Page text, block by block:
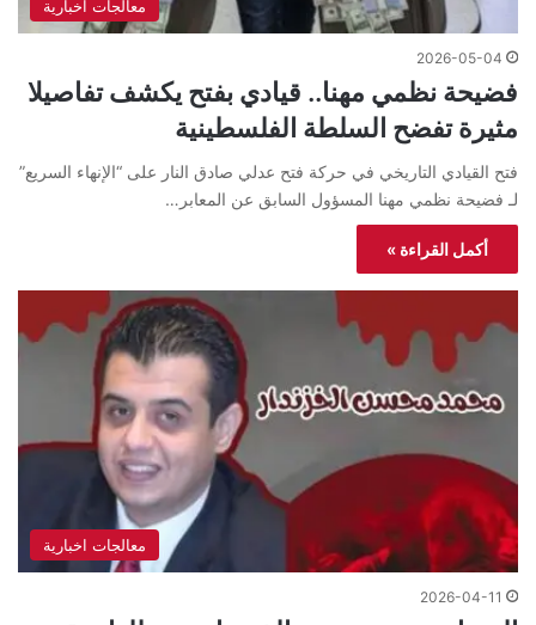
معالجات اخبارية
2026-05-04
فضيحة نظمي مهنا.. قيادي بفتح يكشف تفاصيلا
مثيرة تفضح السلطة الفلسطينية
فتح القيادي التاريخي في حركة فتح عدلي صادق النار على “الإنهاء السريع”
لـ فضيحة نظمي مهنا المسؤول السابق عن المعابر…
أكمل القراءة »
معالجات اخبارية
2026-04-11